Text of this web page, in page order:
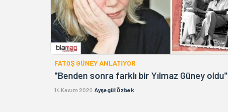
FATOŞ GÜNEY ANLATIYOR
"Benden sonra farklı bir Yılmaz Güney oldu"
14 Kasım 2020 Ayşegül Özbek